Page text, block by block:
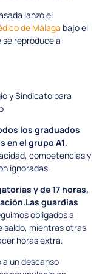
lanzó el
de Málaga bajo el
se reproduce a
y Sindicato para
los graduados
en el grupo A1.
competencias y
ignoradas.
y de 17 horas,
Las guardias
obligados a
saldo, mientras otras
horas extra.
a un descanso